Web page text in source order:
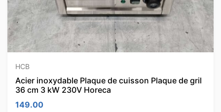
HCB
Acier inoxydable Plaque de cuisson Plaque de gril
36 cm 3 kW 230V Horeca
149.00